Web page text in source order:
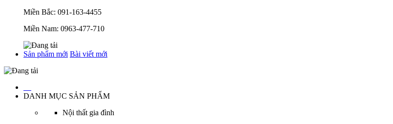
Miền Bắc: 091-163-4455
Miền Nam: 0963-477-710
Sản phẩm mới Bài viết mới
DANH MỤC SẢN PHẨM
Nội thất gia đình